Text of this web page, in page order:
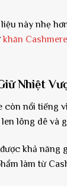
này nhẹ
khăn
Nhiệt
còn nổi tiếng
len lông dê và
khả năng
làm từ